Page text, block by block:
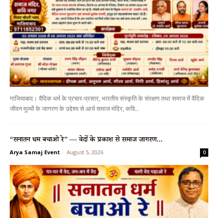
गाजियाबाद। वैदिक धर्म के प्रचार-प्रसार, भारतीय संस्कृति के संरक्षण तथा समाज में वैदिक
जीवन मूल्यों के जागरण के उद्देश्य से आर्य समाज मंदिर, कवि...
“सनातन धर्म बचाओ रे” — वेदों के प्रकाश से समाज जागरण...
Arya Samaj Event - August 5, 2026 0